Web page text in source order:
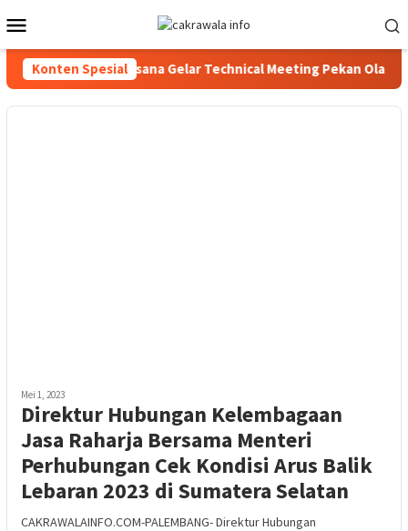
ke
kontenMobile
Konten Spesial
Panitia Pelaksana Gelar Technical Meeting Pekan
Mei 1, 2023
Direktur Hubungan Kelembagaan
Jasa Raharja Bersama Menteri
Perhubungan Cek Kondisi Arus Balik
Lebaran 2023 di Sumatera Selatan
CAKRAWALAINFO.COM-PALEMBANG- Direktur Hubungan